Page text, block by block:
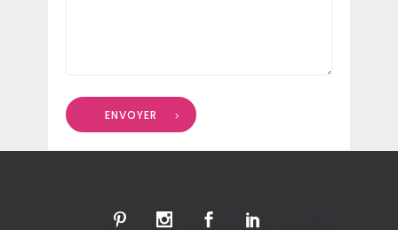
ENVOYER